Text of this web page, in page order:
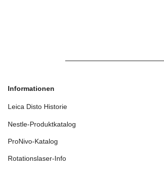
Informationen
Leica Disto Historie
Nestle-Produktkatalog
ProNivo-Katalog
Rotationslaser-Info